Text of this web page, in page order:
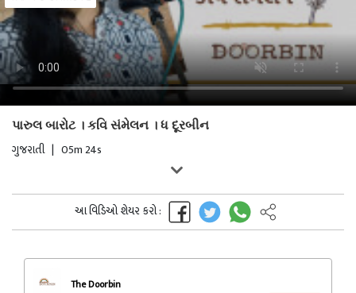
પારુલ બારોટ । કવિ સંમેલન । ધ દૂરબીન
ગુજરાતી | 05m 24s
આ વિડિઓ શેયર કરો :
The Doorbin